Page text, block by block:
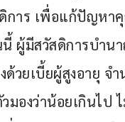
การ เพื่อแก้ปัญหา
ผู้มีสวัสดิการบำน
วยเบี้ยผู้สูงอายุ จ
องว่าน้อยเกินไป